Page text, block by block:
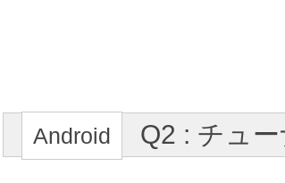
Q2 : チュ